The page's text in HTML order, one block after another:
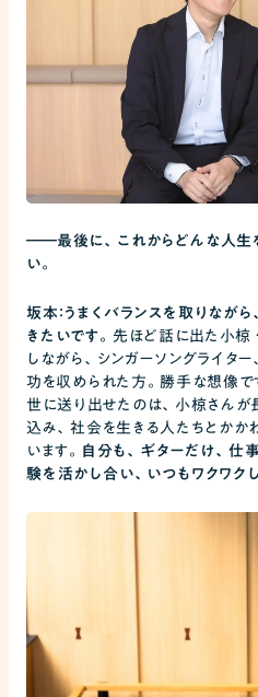
――最後に、これからどんな人生
い。
坂本：うまくバランスを取りなが
きたいです。 先ほど話に出た小椋
しながら、シンガーソングライタ
功を収められた方。勝手な想像で
世に送り出せたのは、小椋さん
込み、社会を生きる人たちとかか
います。 自分も、ギターだけ、仕
験を活かし合い、いつもワクワク